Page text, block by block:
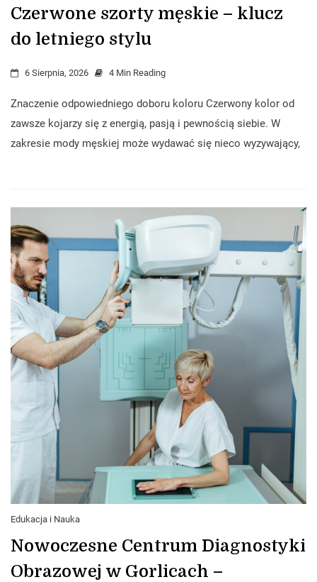
Czerwone szorty męskie – klucz
do letniego stylu
6 Sierpnia, 2026 4 Min Reading
Znaczenie odpowiedniego doboru koloru Czerwony kolor od
zawsze kojarzy się z energią, pasją i pewnością siebie. W
zakresie mody męskiej może wydawać się nieco wyzywający,
Edukacja i Nauka
Nowoczesne Centrum Diagnostyki
Obrazowej w Gorlicach –